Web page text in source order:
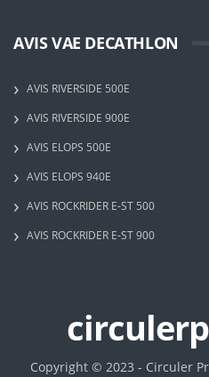
AVIS VAE DECATHLON
AVIS RIVERSIDE 500E
AVIS RIVERSIDE 900E
AVIS ELOPS 500E
AVIS ELOPS 940E
AVIS ROCKRIDER E-ST 500
AVIS ROCKRIDER E-ST 900
Copyright © 2023 - Circuler